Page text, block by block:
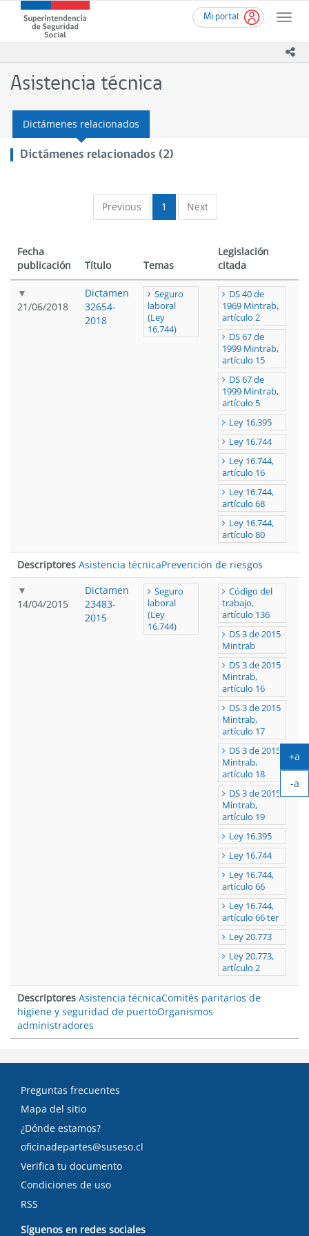
contenido
Mi portal
Toggle
Superintendencia
de
(SUSESO)
-
de
Chile
Asistencia técnica
Dictámenes relacionados
Dictámenes relacionados (2)
Previous 1 Next
Fecha
publicación
Título Temas
Legislación
citada
21/06/2018
Dictamen
32654-
2018
Seguro
laboral
(Ley
16.744)
DS 40 de
1969 Mintrab,
artículo 2
DS 67 de
1999 Mintrab,
artículo 15
DS 67 de
1999 Mintrab,
artículo 5
Ley 16.395
Ley 16.744
Ley 16.744,
artículo 16
Ley 16.744,
artículo 68
Ley 16.744,
artículo 80
Descriptores Asistencia técnicaPrevención de riesgos
14/04/2015
Dictamen
23483-
2015
Seguro
laboral
(Ley
16.744)
Código del
trabajo,
artículo 136
DS 3 de 2015
Mintrab
DS 3 de 2015
Mintrab,
artículo 16
DS 3 de 2015
Mintrab,
artículo 17
DS 3 de 2015
Mintrab,
artículo 18
DS 3 de 2015
Mintrab,
artículo 19
Ley 16.395
Ley 16.744
Ley 16.744,
artículo 66
Ley 16.744,
artículo 66 ter
Ley 20.773
Ley 20.773,
artículo 2
Descriptores Asistencia técnicaComités paritarios de
higiene y seguridad de puertoOrganismos
administradores
Preguntas frecuentes
Mapa del sitio
¿Dónde estamos?
oficinadepartes@suseso.cl
Verifica tu documento
Condiciones de uso
RSS
Síguenos en redes sociales
+a
-a